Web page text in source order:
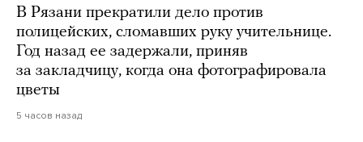
В Рязани прекратили дело против
полицейских, сломавших руку учительнице.
Год назад ее задержали, приняв
за закладчицу, когда она фотографировала
цветы
5 часов назад